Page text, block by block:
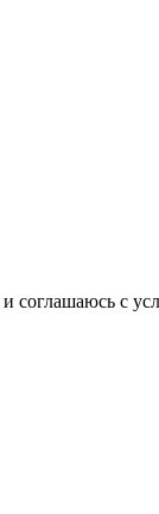
и соглашаюсь с